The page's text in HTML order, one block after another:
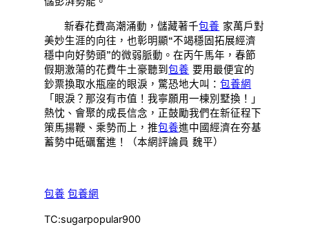
新春花費高潮涌動，儲藏著千包養 家萬戶對
美妙生涯的向往，也彰明顯“不竭穩固拓展經濟
穩中向好勢頭”的微弱脈動。在丙午馬年，春節
假期激蕩的花費牛土豪聽到包養 要用最便宜的
鈔票換取水瓶座的眼淚，驚恐地大叫：包養網
「眼淚？那沒有市值！我寧願用一棟別墅換！」
熱忱、會聚的成長信念，正鼓勵我們在新征程下
策馬揚鞭、乘勢而上，推包養進中國經濟在夯基
蓄勢中砥礪奮進！（本網評論員 魏平）
包養 包養網
TC:sugarpopular900